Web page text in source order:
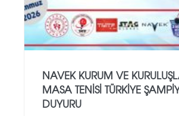
NAVEK KURUM VE
MASA TENISI TÜRKIYE
DUYURU